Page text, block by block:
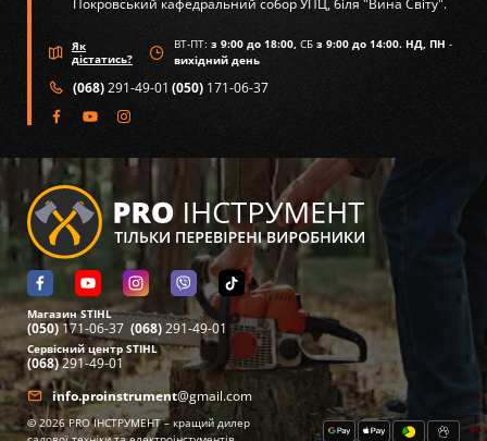
Покровський кафедральний собор УПЦ, біля "Вина Світу".
Як
дістатись?
ВТ-ПТ: з 9:00 до 18:00, СБ з 9:00 до 14:00. НД, ПН -
вихідний день
(068)291-49-01 (050) 171-06-37
Магазин STIHL
(050)171-06-37 (068)291-49-01
Сервісний центр STIHL
(068)291-49-01
info.proinstrument@gmail.com
©2026 PRO ІНСТРУМЕНТ – кращий дилер